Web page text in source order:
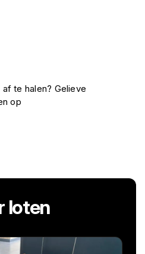
te halen? Gelieve
op
loten